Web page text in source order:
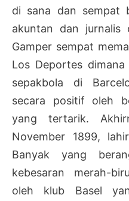
di sana dan sempat
akuntan dan jurnalis
Gamper sempat
Los Deportes
sepakbola di
secara positif oleh
yang tertarik.
November 1899,
Banyak yang
kebesaran merah-
oleh klub Basel